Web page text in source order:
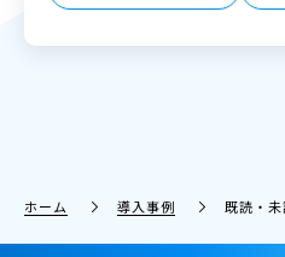
ホーム 導入事例 既読・